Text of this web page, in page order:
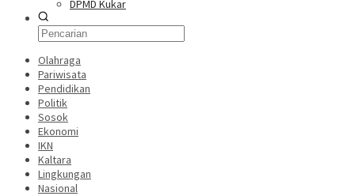
DPMD Kukar
Olahraga
Pariwisata
Pendidikan
Politik
Sosok
Ekonomi
IKN
Kaltara
Lingkungan
Nasional